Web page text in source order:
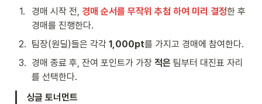
1. 경매 시작 전, 경매 순서를 무작위 추첨 하여 미리 결정한 후
경매를 진행한다.
2. 팀장(원딜)들은 각각 1,000pt를 가지고 경매에 참여한다.
3. 경매 종료 후, 잔여 포인트가 가장 적은 팀부터 대진표 자리
를 선택한다.
싱글 토너먼트